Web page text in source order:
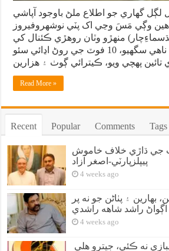
لڳل گهاري جو اطلاع ملڻ باوجود آپاشي
کاتو منجهند جو 12هين وڳي مَسَ وڃي اک پٽي نوشهروفيروز
منهڙو وٽان روهڙي ڪئنال کي
لڳل گهارو ٻڌجي ناهي سگهيو، 10 فوٽ جي روڻ اڍائي سئو
Read More »
Recent Popular Comments Tags
جي ڌاڙي خلاف خاموش
پيپلزپارٽي-اصغر آزاد
4 weeks ago
۽ پٺاڻن جو نه پر
راشد شاهه راشدي
4 weeks ago